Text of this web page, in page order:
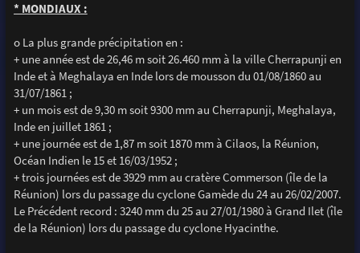
* MONDIAUX :
o La plus grande précipitation en :
+ une année est de 26,46 m soit 26.460 mm à la ville Cherrapunji en
Inde et à Meghalaya en Inde lors de mousson du 01/08/1860 au
31/07/1861 ;
+ un mois est de 9,30 m soit 9300 mm au Cherrapunji, Meghalaya,
Inde en juillet 1861 ;
+ une journée est de 1,87 m soit 1870 mm à Cilaos, la Réunion,
Océan Indien le 15 et 16/03/1952 ;
+ trois journées est de 3929 mm au cratère Commerson (île de la
Réunion) lors du passage du cyclone Gamède du 24 au 26/02/2007.
Le Précédent record : 3240 mm du 25 au 27/01/1980 à Grand Ilet (île
de la Réunion) lors du passage du cyclone Hyacinthe.